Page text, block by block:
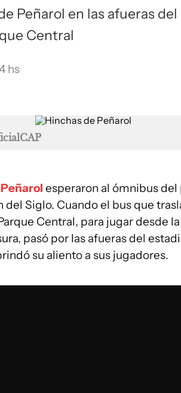
Peñarol en las afueras
Central
hs
Peñarol esperaron al ómnibus
del Siglo. Cuando el bus que
Central, para jugar desde
pasó por las afueras del
su aliento a sus jugadores.